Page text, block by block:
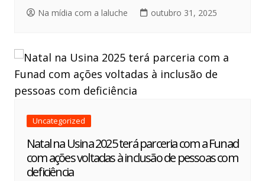
Na mídia com a laluche outubro 31, 2025
Uncategorized
Natal na Usina 2025 terá parceria com a Funad
com ações voltadas à inclusão de pessoas com
deficiência